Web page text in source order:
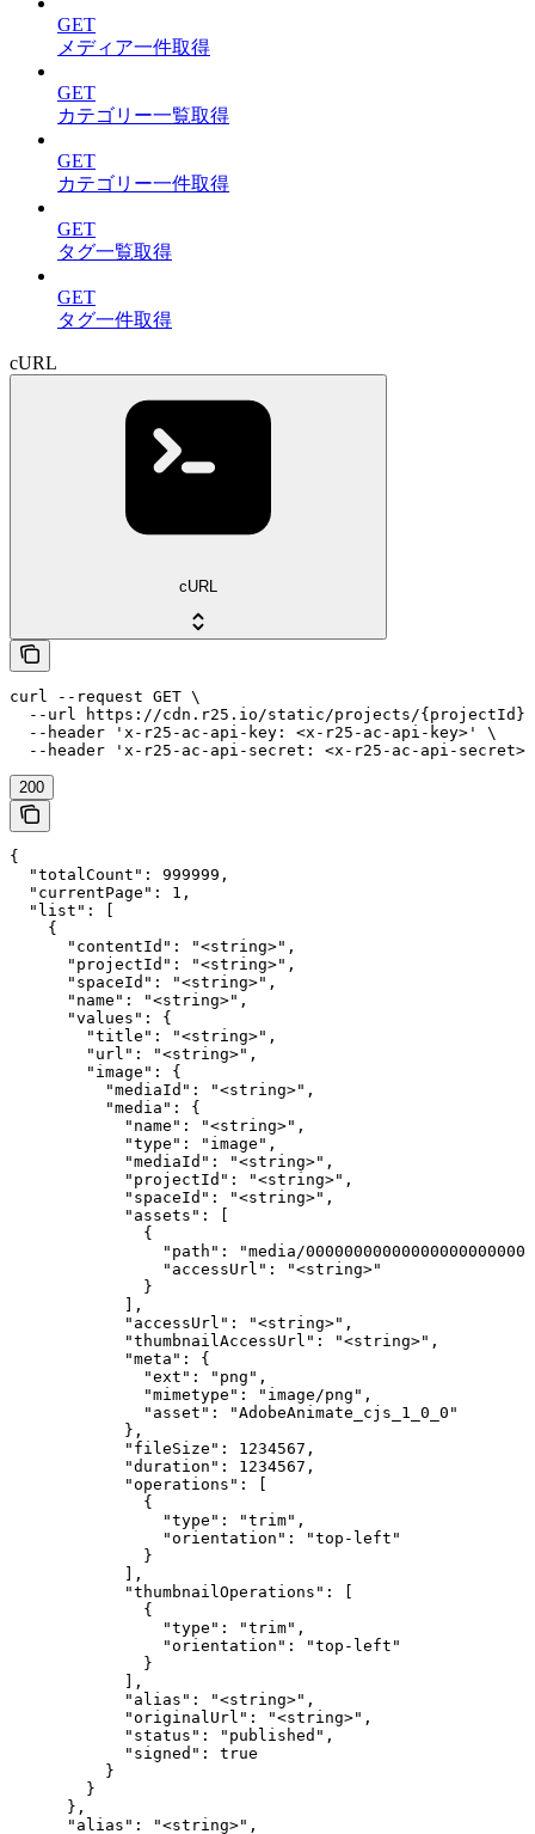
GET
メディア一件取得
GET
カテゴリー一覧取得
GET
カテゴリー一件取得
GET
タグ一覧取得
GET
タグ一件取得
cURL
cURL
curl --request GET \
--url https://cdn.r25.io/static/projects/
  --header 'x-r25-ac-api-key: <x-r25-ac-api-key>' \
  --header 'x-r25-ac-api-secret: <x-r25-ac-api-secret>'
200
{
  "totalCount": 999999,
  "currentPage": 1,
  "list": [
    {
      "contentId": "<string>",
      "projectId": "<string>",
      "spaceId": "<string>",
      "name": "<string>",
      "values": {
        "title": "<string>",
        "url": "<string>",
        "image": {
          "mediaId": "<string>",
          "media": {
            "name": "<string>",
            "type": "image",
            "mediaId": "<string>",
            "projectId": "<string>",
            "spaceId": "<string>",
            "assets": [
              {
"path": "media/
                "accessUrl": "<string>"
              }
            ],
            "accessUrl": "<string>",
            "thumbnailAccessUrl": "<string>",
            "meta": {
              "ext": "png",
              "mimetype": "image/png",
              "asset": "AdobeAnimate_cjs_1_0_0"
            },
            "fileSize": 1234567,
            "duration": 1234567,
            "operations": [
              {
                "type": "trim",
                "orientation": "top-left"
              }
            ],
            "thumbnailOperations": [
              {
                "type": "trim",
                "orientation": "top-left"
              }
            ],
            "alias": "<string>",
            "originalUrl": "<string>",
            "status": "published",
            "signed": true
          }
        }
      },
      "alias": "<string>",